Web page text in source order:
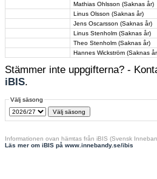
Mathias Ohlsson (Saknas år)
Linus Olsson (Saknas år)
Jens Oscarsson (Saknas år)
Linus Stenholm (Saknas år)
Theo Stenholm (Saknas år)
Hannes Wickström (Saknas
Stämmer inte uppgifterna? -
iBIS.
Välj säsong
Informationen ovan hämtas från iBIS (Svensk
Läs mer om iBIS på www.innebandy.se/ibis